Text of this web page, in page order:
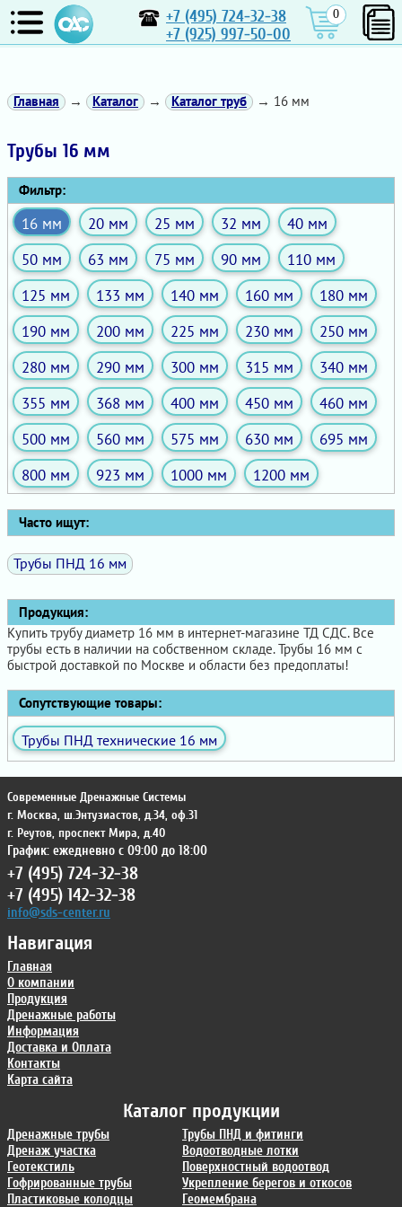
+7 (495) 724-32-38
+7 (925) 997-50-00
0
Главная → Каталог → Каталог труб → 16 мм
Трубы 16 мм
Фильтр:
16 мм 20 мм 25 мм 32 мм
40 мм
50 мм
63 мм 75 мм 90 мм
110 мм
125 мм
133 мм 140 мм 160 мм
180 мм
190 мм
200 мм 225 мм 230 мм
250 мм
280 мм
290 мм 300 мм 315 мм
340 мм
355 мм
368 мм 400 мм 450 мм
460 мм
500 мм
560 мм 575 мм 630 мм
695 мм
800 мм
923 мм 1000 мм 1200 мм
Часто ищут:
Трубы ПНД 16 мм
Продукция:
Купить трубу диаметр 16 мм в интернет-магазине ТД СДС. Все
трубы есть в наличии на собственном складе. Трубы 16 мм с
быстрой доставкой по Москве и области без предоплаты!
Сопутствующие товары:
Трубы ПНД технические 16 мм
Каталог продукции
Дренажные трубы
Дренаж участка
Геотекстиль
Гофрированные трубы
Пластиковые колодцы
Трубы ПНД и фитинги
Водоотводные лотки
Поверхностный водоотвод
Укрепление берегов и откосов
Геомембрана
Навигация
Главная
О компании
Продукция
Дренажные работы
Информация
Доставка и Оплата
Контакты
Карта сайта
Современные Дренажные Системы
г. Москва, ш.Энтузиастов, д.34, оф.31
г. Реутов, проспект Мира, д.40
График: ежедневно с 09:00 до 18:00
+7 (495) 724-32-38
+7 (495) 142-32-38
info@sds-center.ru